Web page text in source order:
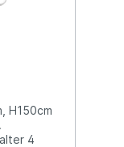
H150cm
4